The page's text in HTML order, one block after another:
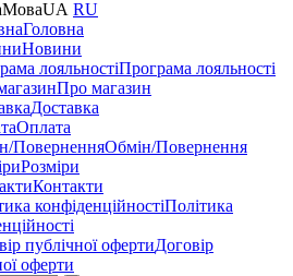
МоваUA RU
Головна
Новини
Програма лояльності
Про магазин
Доставка
Оплата
Обмін/Повернення
Розміри
Контакти
Політика
Договір
оферти